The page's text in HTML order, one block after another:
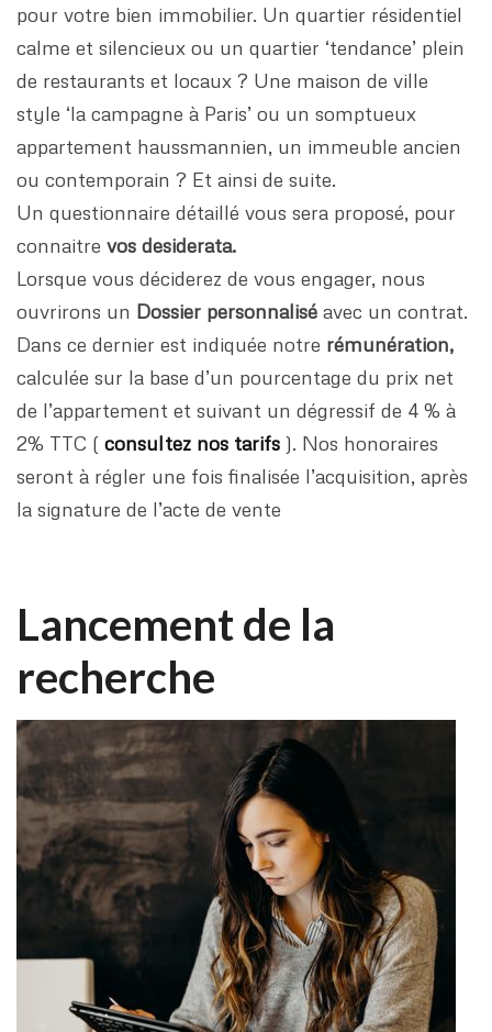
pour votre bien immobilier. Un quartier résidentiel
calme et silencieux ou un quartier ‘tendance’ plein
de restaurants et locaux ? Une maison de ville
style ‘la campagne à Paris’ ou un somptueux
appartement haussmannien, un immeuble ancien
ou contemporain ? Et ainsi de suite.
Un questionnaire détaillé vous sera proposé, pour
connaitre vos desiderata.
Lorsque vous déciderez de vous engager, nous
ouvrirons un Dossier personnalisé avec un contrat.
Dans ce dernier est indiquée notre rémunération,
calculée sur la base d’un pourcentage du prix net
de l’appartement et suivant un dégressif de 4 % à
2% TTC ( consultez nos tarifs ). Nos honoraires
seront à régler une fois finalisée l’acquisition, après
la signature de l’acte de vente
Lancement de la
recherche